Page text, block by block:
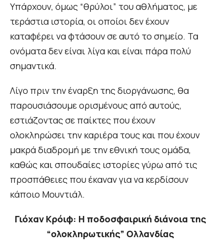
Υπάρχουν, όμως “θρύλοι” του αθλήματος, με
τεράστια ιστορία, οι οποίοι δεν έχουν
καταφέρει να φτάσουν σε αυτό το σημείο. Τα
ονόματα δεν είναι λίγα και είναι πάρα πολύ
σημαντικά.
Λίγο πριν την έναρξη της διοργάνωσης, θα
παρουσιάσουμε ορισμένους από αυτούς,
εστιάζοντας σε παίκτες που έχουν
ολοκληρώσει την καριέρα τους και που έχουν
μακρά διαδρομή με την εθνική τους ομάδα,
καθώς και σπουδαίες ιστορίες γύρω από τις
προσπάθειες που έκαναν για να κερδίσουν
κάποιο Μουντιάλ.
Γιόχαν Κρόιφ: Η ποδοσφαιρική διάνοια της
“ολοκληρωτικής” Ολλανδίας